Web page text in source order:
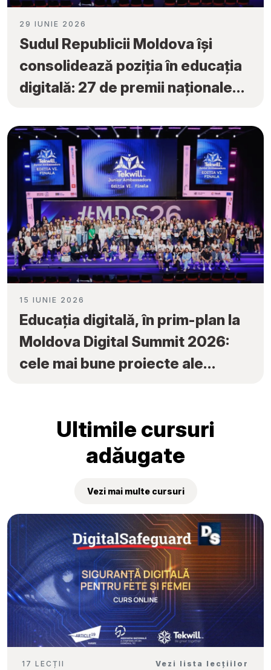
29 IUNIE 2026
Sudul Republicii Moldova își
consolidează poziția în educația
digitală: 27 de premii naționale
Ambassadors”
15 IUNIE 2026
Educația digitală, în prim-plan la
Moldova Digital Summit 2026:
cele mai bune proiecte ale
Ultimile cursuri
adăugate
Vezi mai multe cursuri
17 LECȚII Vezi lista lecțiilor